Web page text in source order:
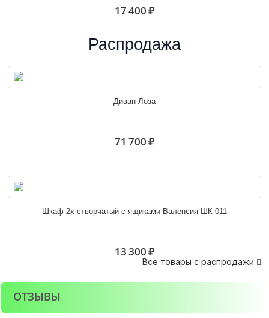
17 400 ₽
Фиеста шкаф 3-х створчатый венге/лоредо
Распродажа
Диван Лоза
71 700 ₽
Шкаф 2х створчатый с ящиками Валенсия ШК 011
13 300 ₽
Все товары с распродажи 
ОТЗЫВЫ